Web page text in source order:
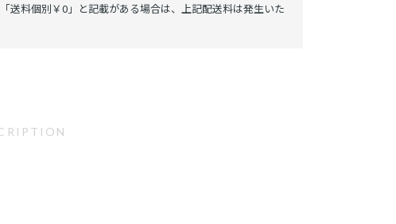
送料個別￥0」と記載がある場合は、上記配送料は発生いた